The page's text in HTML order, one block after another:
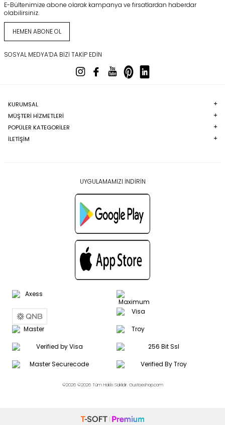
E-Bültenimize abone olarak kampanya ve fırsatlardan haberdar
olabilirsiniz.
HEMEN ABONE OL
SOSYAL MEDYA’DA BIZI TAKIP EDIN
KURUMSAL
MÜŞTERI HIZMETLERI
POPÜLER KATEGORILER
İLETİŞİM
UYGULAMAMIZI İNDİRİN
©2026 ©2026 Tüm Hakkı Saklıdır. Gustoeshop.com